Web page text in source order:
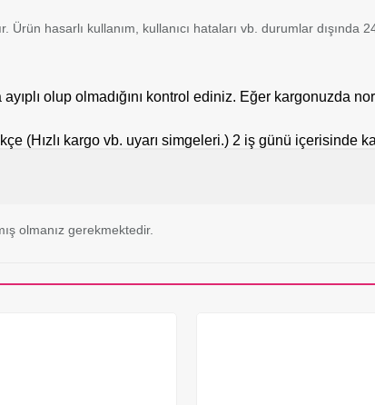
Ürün hasarlı kullanım, kullanıcı hataları vb. durumlar
olup olmadığını kontrol ediniz. Eğer kargonuzda
(Hızlı kargo vb. uyarı simgeleri.) 2 iş günü içerisinde
olmanız gerekmektedir.